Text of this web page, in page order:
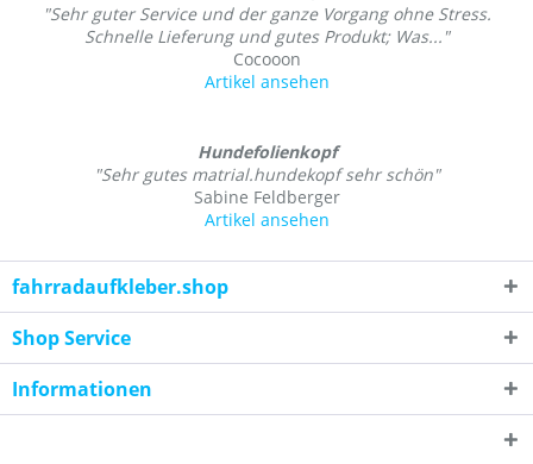
"Sehr guter Service und der ganze Vorgang ohne Stress.
Schnelle Lieferung und gutes Produkt; Was..."
Cocooon
Artikel ansehen
Hundefolienkopf
"Sehr gutes matrial.hundekopf sehr schön"
Sabine Feldberger
Artikel ansehen
fahrradaufkleber.shop
Shop Service
Informationen